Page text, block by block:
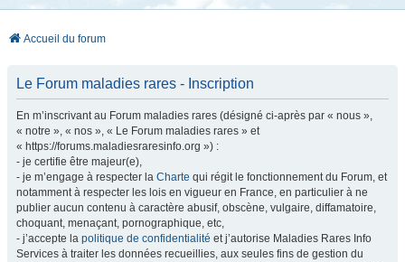
Accueil du forum
Le Forum maladies rares - Inscription
En m’inscrivant au Forum maladies rares (désigné ci-après par « nous »,
« notre », « nos », « Le Forum maladies rares » et
« https://forums.maladiesraresinfo.org ») :
- je certifie être majeur(e),
- je m’engage à respecter la Charte qui régit le fonctionnement du Forum, et
notamment à respecter les lois en vigueur en France, en particulier à ne
publier aucun contenu à caractère abusif, obscène, vulgaire, diffamatoire,
choquant, menaçant, pornographique, etc,
- j’accepte la politique de confidentialité et j’autorise Maladies Rares Info
Services à traiter les données recueillies, aux seules fins de gestion du